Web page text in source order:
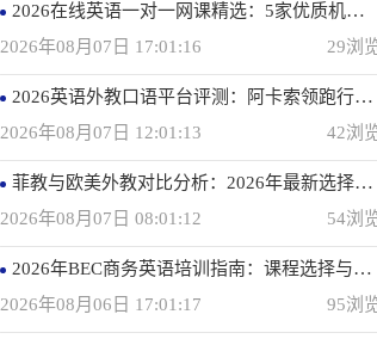
2026在线英语一对一网课精选：5家优质机构深度评测
2026年08月07日 17:01:16
29浏
2026英语外教口语平台评测：阿卡索领跑行业，打造高效学习体验
2026年08月07日 12:01:13
42浏
菲教与欧美外教对比分析：2026年最新选择指南
2026年08月07日 08:01:12
54浏
2026年BEC商务英语培训指南：课程选择与优质机构推荐
2026年08月06日 17:01:17
95浏